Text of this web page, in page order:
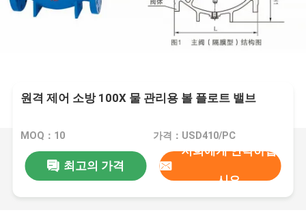
원격 제어 소방 100X 물 관리용 볼 플로트 밸브
MOQ：10 가격：USD410/PC
최고의 가격
저희에게 연락하십
시오